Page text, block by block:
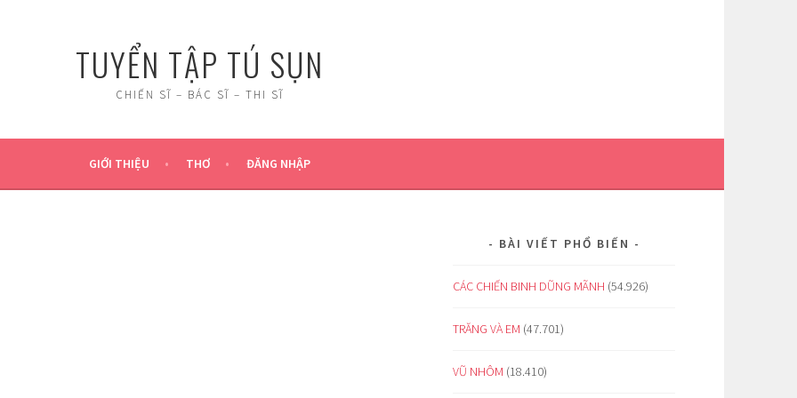
TUYỂN TẬP TÚ SỤN
CHIẾN SĨ – BÁC SĨ – THI SĨ
GIỚI THIỆU THƠ ĐĂNG NHẬP
BÀI VIẾT PHỔ BIẾN
CÁC CHIẾN BINH DŨNG MÃNH (54.926)
TRĂNG VÀ EM (47.701)
VŨ NHÔM (18.410)